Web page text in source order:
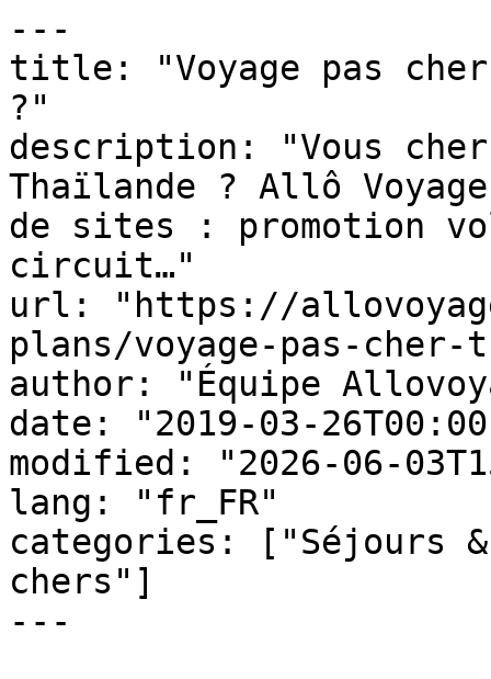
---
title: "Voyage pas
?"
description: "Vous
Thaïlande ? Allô
de sites : promotion
circuit…"
url: "https://
plans/voyage-pas-
author: "Équipe
date: "2019-03-
modified: "2026-06-
lang: "fr_FR"
categories: ["Séjours
chers"]
---